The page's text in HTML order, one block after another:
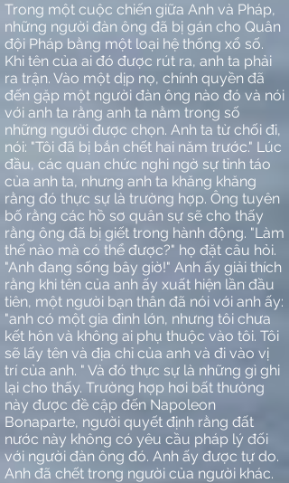
Trong một cuộc chiến giữa Anh và Pháp,
những người đàn ông đã bị gán cho Quân
đội Pháp bằng một loại hệ thống xổ số.
Khi tên của ai đó được rút ra, anh ta phải
ra trận. Vào một dịp nọ, chính quyền đã
đến gặp một người đàn ông nào đó và nói
với anh ta rằng anh ta nằm trong số
những người được chọn. Anh ta từ chối đi,
nói: "Tôi đã bị bắn chết hai năm trước." Lúc
đầu, các quan chức nghi ngờ sự tỉnh táo
của anh ta, nhưng anh ta khăng khăng
rằng đó thực sự là trường hợp. Ông tuyên
bố rằng các hồ sơ quân sự sẽ cho thấy
rằng ông đã bị giết trong hành động. "Làm
thế nào mà có thể được?" họ đặt câu hỏi.
"Anh đang sống bây giờ!" Anh ấy giải thích
rằng khi tên của anh ấy xuất hiện lần đầu
tiên, một người bạn thân đã nói với anh ấy:
"anh có một gia đình lớn, nhưng tôi chưa
kết hôn và không ai phụ thuộc vào tôi. Tôi
sẽ lấy tên và địa chỉ của anh và đi vào vị
trí của anh. " Và đó thực sự là những gì ghi
lại cho thấy. Trường hợp hơi bất thường
này được đề cập đến Napoleon
Bonaparte, người quyết định rằng đất
nước này không có yêu cầu pháp lý đối
với người đàn ông đó. Anh ấy được tự do.
Anh đã chết trong người của người khác.